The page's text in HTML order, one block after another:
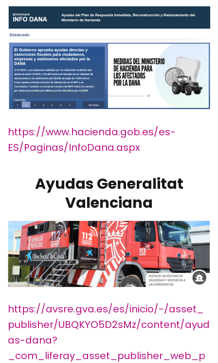
https://www.hacienda.gob.es/es-
ES/Paginas/InfoDana.aspx
Ayudas Generalitat
Valenciana
https://avsre.gva.es/es/inicio/-/asset_
publisher/UBQKYO5D2sMz/content/ayud
as-dana?
_com_liferay_asset_publisher_web_p